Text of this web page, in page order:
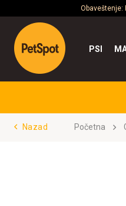
Obaveštenje:
PSI
Nazad Početna